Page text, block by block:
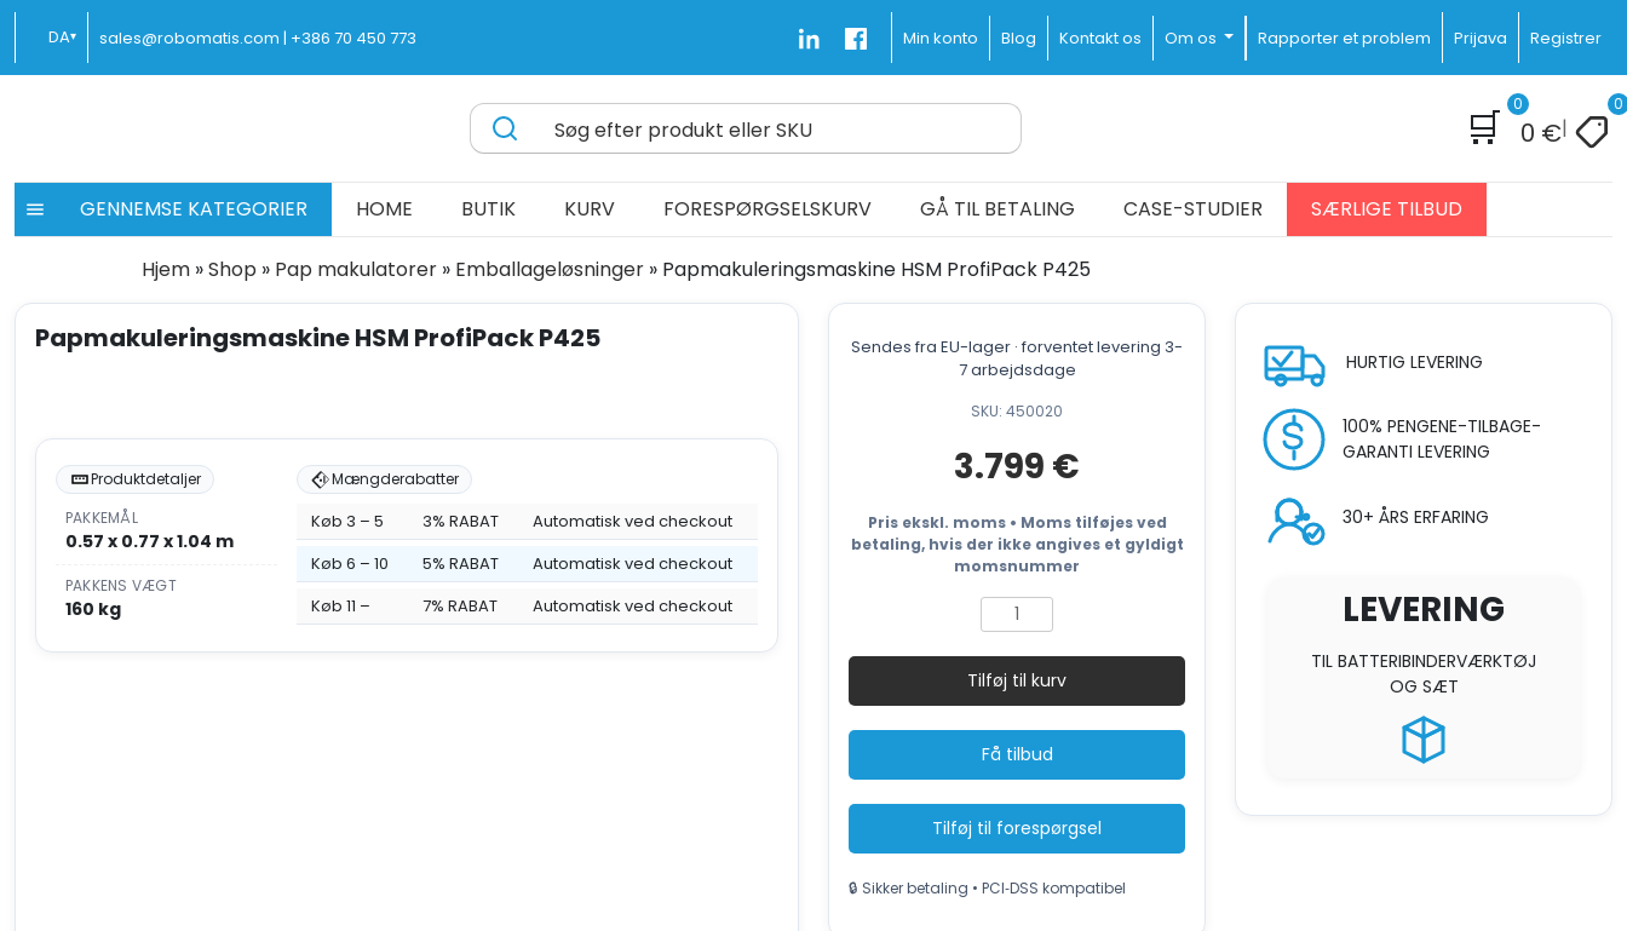
Spring
indhold
DA▾ sales@robomatis.com | +386 70 450 773 Min konto Blog Kontakt os Om os Rapporter et problem Prijava Registrer
Battery Strapping Tools and Packing Machines Delivered Fast and Free
Søg efter produkt eller SKU 🛒 0
0 €|
0
GENNEMSE KATEGORIER HOME BUTIK KURV FORESPØRGSELSKURV GÅ TIL BETALING CASE-STUDIER SÆRLIGE TILBUD
Hjem »Shop » Pap makulatorer » Emballageløsninger » Papmakuleringsmaskine HSM ProfiPack P425
Papmakuleringsmaskine HSM ProfiPack P425
Produktdetaljer
PAKKEMÅL
0.57 x 0.77 x 1.04 m
PAKKENS VÆGT
160 kg
Mængderabatter
Køb 3 – 5 3% RABAT
Automatisk ved checkout
Køb 6 – 10
5% RABAT
Automatisk ved checkout
Køb 11 –
7% RABAT Automatisk ved checkout
Sendes fra EU-lager · forventet levering 3-
7 arbejdsdage
SKU: 450020
3.799 €
Pris ekskl. moms • Moms tilføjes ved
betaling, hvis der ikke angives et gyldigt
momsnummer
Papmakuleringsmaskine
HSM
ProfiPack
P425
antal
Tilføj til kurv
Få tilbud
Tilføj til forespørgsel
🔒 Sikker betaling • PCI‑DSS kompatibel
HURTIG LEVERING
100% PENGENE-TILBAGE-
GARANTI LEVERING
30+ ÅRS ERFARING
LEVERING
TIL BATTERIBINDERVÆRKTØJ
OG SÆT